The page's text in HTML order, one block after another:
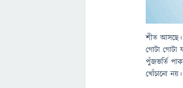
শীত আসছে।
গোটা গোটা
পুঁজভর্তি
খোঁচানো নয়।